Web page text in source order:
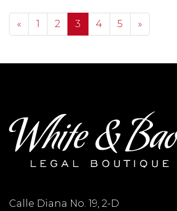
Posts navigation
« 1 2 3 4 5 »
Calle Diana No. 19, 2-D